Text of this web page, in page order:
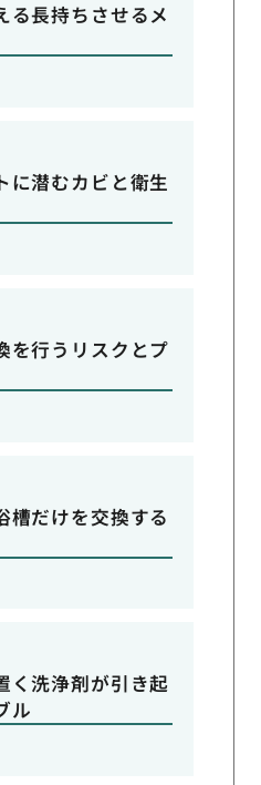
る長持ちさせるメ
に潜むカビと衛生
を行うリスクとプ
槽だけを交換する
く洗浄剤が引き起
ル